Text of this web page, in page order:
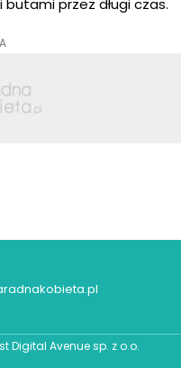
Digital Avenue sp. z o.o.